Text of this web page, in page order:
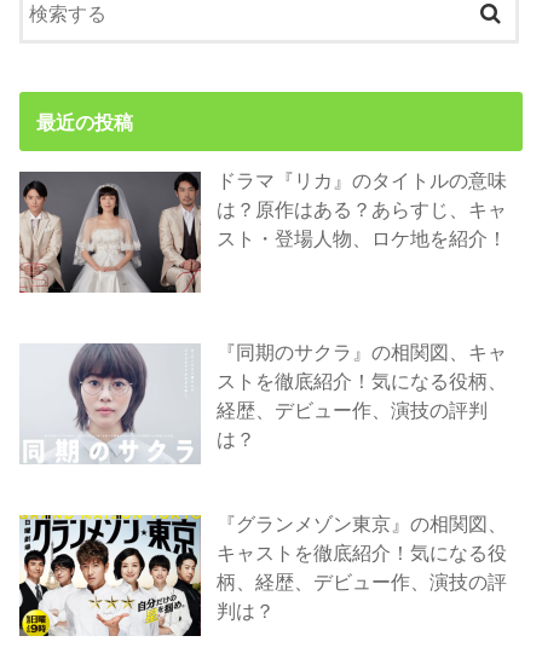
最近の投稿
ドラマ『リカ』のタイトルの意味
は？原作はある？あらすじ、キャ
スト・登場人物、ロケ地を紹介！
『同期のサクラ』の相関図、キャ
ストを徹底紹介！気になる役柄、
経歴、デビュー作、演技の評判
は？
『グランメゾン東京』の相関図、
キャストを徹底紹介！気になる役
柄、経歴、デビュー作、演技の評
判は？